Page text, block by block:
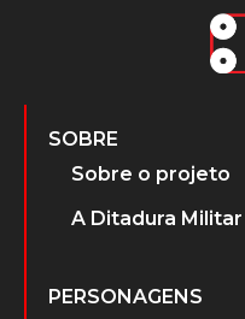
SOBRE
Sobre o projeto
A Ditadura Militar
PERSONAGENS